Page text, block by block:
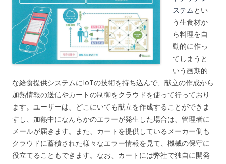
ステム とい
う生食材か
ら料理を自
動的に作っ
てしまうと
いう画期的
な給食提供システムにIoTの技術を持ち込んで、献立の作成から
加熱情報の送信やカートの制御をクラウドを使って行っており
ます。ユーザーは、どこにいても献立を作成することができま
すし、加熱中になんらかのエラーが発生した場合は、管理者に
メールが届きます。また、カートを提供しているメーカー側も
クラウドに蓄積された様々なエラー情報を見て、機械の保守に
役立てることもできます。なお、カートには弊社で独自に開発